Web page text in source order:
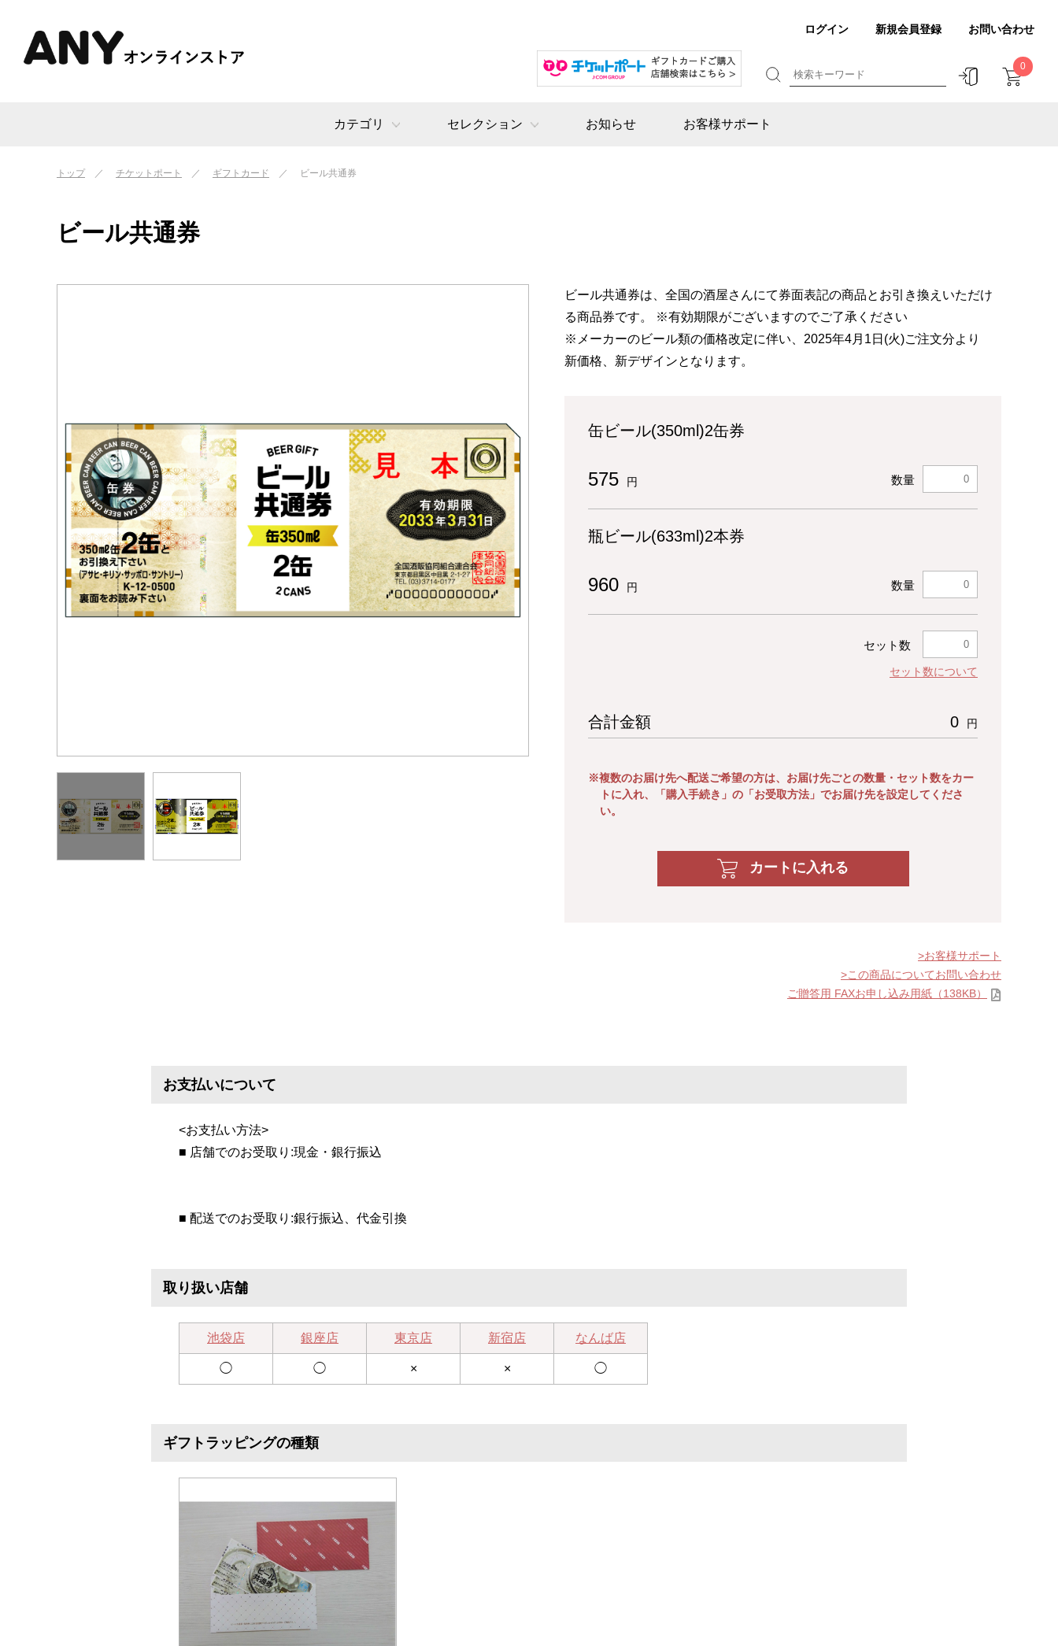
ログイン 新規会員登録 お問い合わせ
0
カテゴリ セレクション お知らせ お客様サポート
トップ チケットポート ギフトカード ビール共通券
ビール共通券
ビール共通券は、全国の酒屋さんにて券面表記の商品とお引き換えいただけ
る商品券です。 ※有効期限がございますのでご了承ください
※メーカーのビール類の価格改定に伴い、2025年4月1日(火)ご注文分より
新価格、新デザインとなります。
缶ビール(350ml)2缶券
575 円 数量
瓶ビール(633ml)2本券
960 円 数量
セット数
セット数について
合計金額 0 円
※複数のお届け先へ配送ご希望の方は、お届け先ごとの数量・セット数をカー
トに入れ、「購入手続き」の「お受取方法」でお届け先を設定してくださ
い。
カートに入れる
お客様サポート
この商品についてお問い合わせ
ご贈答用 FAXお申し込み用紙（138KB）
お支払いについて
<お支払い方法>
■ 店舗でのお受取り:現金・銀行振込
■ 配送でのお受取り:銀行振込、代金引換
取り扱い店舗
池袋店 銀座店 東京店 新宿店 なんば店
◯ ◯ × × ◯
ギフトラッピングの種類